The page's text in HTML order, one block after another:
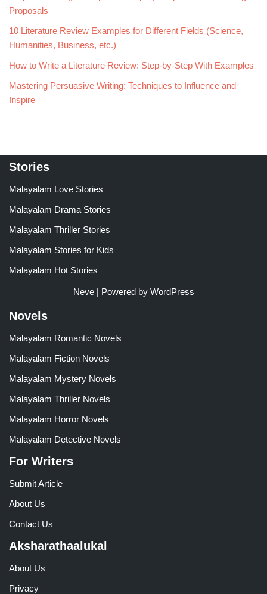
Proposals
10 Literature Review Examples for Different Fields (Science,
Humanities, Business, etc.)
How to Write a Literature Review: Step-by-Step With Examples
Mastering Persuasive Writing: Techniques to Influence and
Inspire
Stories
Malayalam Love Stories
Malayalam Drama Stories
Malayalam Thriller Stories
Malayalam Stories for Kids
Malayalam Hot Stories
Neve| Powered by WordPress
Novels
Malayalam Romantic Novels
Malayalam Fiction Novels
Malayalam Mystery Novels
Malayalam Thriller Novels
Malayalam Horror Novels
Malayalam Detective Novels
For Writers
Submit Article
About Us
Contact Us
Aksharathaalukal
About Us
Privacy